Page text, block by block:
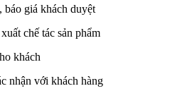
báo giá khách duyệt
chế tác sản phẩm
khách
nhận với khách hàng